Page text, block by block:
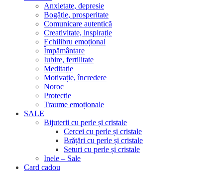
Anxietate, depresie
Bogăție, prosperitate
Comunicare autentică
Creativitate, inspirație
Echilibru emoțional
Împământare
Iubire, fertilitate
Meditație
Motivație, încredere
Noroc
Protecție
Traume emoționale
SALE
Bijuterii cu perle și cristale
Cercei cu perle și cristale
Brățări cu perle și cristale
Seturi cu perle și cristale
Inele – Sale
Card cadou